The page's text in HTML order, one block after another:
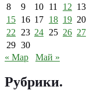
8
9 10 11 12 13
15 16 17 18 19 20
22 23 24 25 26 27
29 30
« Мар
Май »
Рубрики.